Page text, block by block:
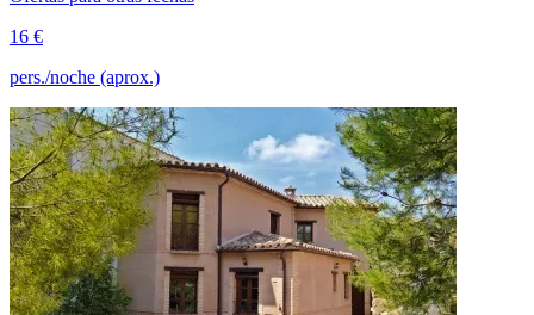
16 €
pers./noche (aprox.)